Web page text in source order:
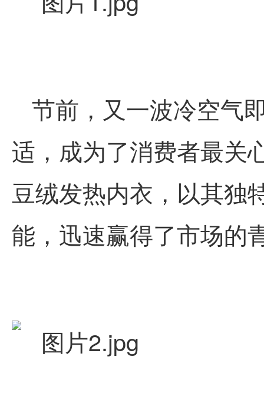
节前，又一波冷空气
适，成为了消费者最关
豆绒发热内衣，以其独
能，迅速赢得了市场的